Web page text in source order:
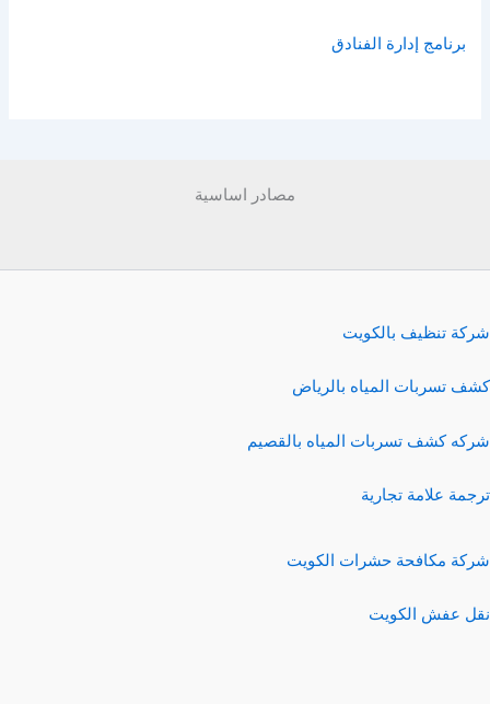
برنامج إدارة الفنادق
مصادر اساسية
شركة تنظيف بالكويت
كشف تسربات المياه بالرياض
شركه كشف تسربات المياه بالقصيم
ترجمة علامة تجارية
شركة مكافحة حشرات الكويت
نقل عفش الكويت